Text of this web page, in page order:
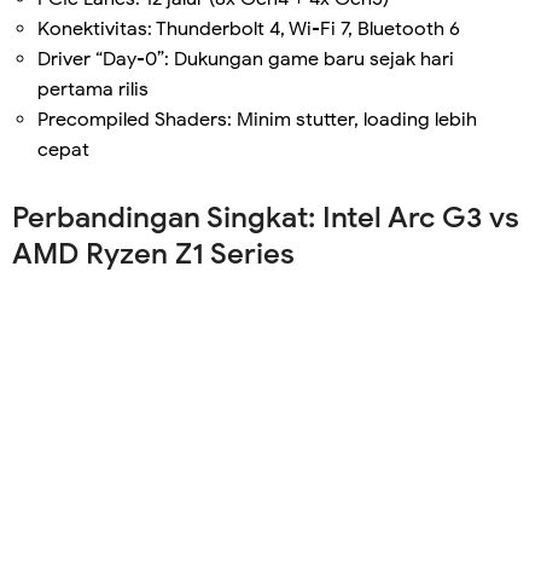
Konektivitas: Thunderbolt 4, Wi-Fi 7, Bluetooth 6
Driver “Day-0”: Dukungan game baru sejak hari
pertama rilis
Precompiled Shaders: Minim stutter, loading lebih
cepat
Perbandingan Singkat: Intel Arc G3 vs
AMD Ryzen Z1 Series